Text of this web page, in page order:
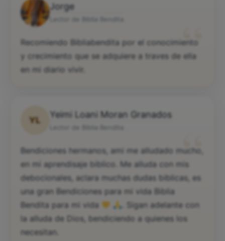
Jorge
“
Recomiendo Bibliabendita por el conocimiento
y crecimiento que se adquiere a traves de ella
en mi diario vivir.
YL
Yeimi Loani Moran Granados
“
Bendiciones hermanos, ami me alludado mucho,
en mi aprendisaje biblico. Me alluda con mis
debocionales, aclara muchas dudas biblicas, es
una gran Bendiciones para mi vida Biblia
Bendita para mi vida
. Sigan adelante con
la alluda de Dios, bendiciendo a quienes los
necesitan.